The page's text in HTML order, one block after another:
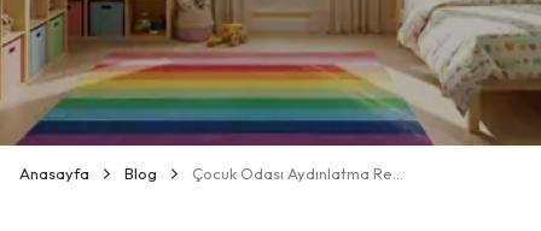
Anasayfa Blog